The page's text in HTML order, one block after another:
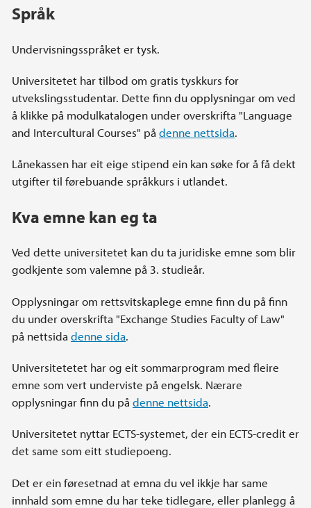
Språk
Undervisningsspråket er tysk.
Universitetet har tilbod om gratis tyskkurs for
utvekslingsstudentar. Dette finn du opplysningar om ved
å klikke på modulkatalogen under overskrifta "Language
and Intercultural Courses" på denne nettsida.
Lånekassen har eit eige stipend ein kan søke for å få dekt
utgifter til førebuande språkkurs i utlandet.
Kva emne kan eg ta
Ved dette universitetet kan du ta juridiske emne som blir
godkjente som valemne på 3. studieår.
Opplysningar om rettsvitskaplege emne finn du på finn
du under overskrifta "Exchange Studies Faculty of Law"
på nettsida denne sida.
Universitetetet har og eit sommarprogram med fleire
emne som vert underviste på engelsk. Nærare
opplysningar finn du på denne nettsida.
Universitetet nyttar ECTS-systemet, der ein ECTS-credit er
det same som eitt studiepoeng.
Det er ein føresetnad at emna du vel ikkje har same
innhald som emne du har teke tidlegare, eller planlegg å